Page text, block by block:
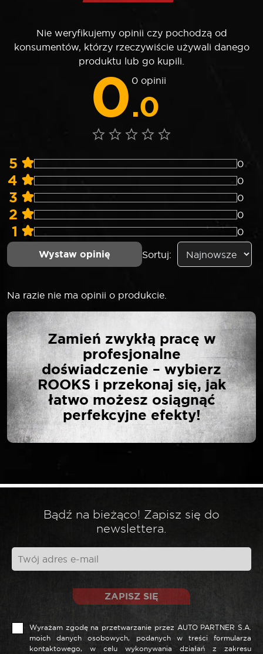
Nie weryfikujemy opinii czy pochodzą od
konsumentów, którzy rzeczywiście używali danego
produktu lub go kupili.
0.0
0 opinii
5 0
4 0
3 0
2 0
1 0
Wystaw opinię Sortuj:
Na razie nie ma opinii o produkcie.
NAPISZ PIERWSZĄ
OPINIĘ O „ROOKS
MULTIMETR MIERNIK
CYFROWY BASIC LED-
NCV SYSTEM”
Twój adres email nie zostanie opublikowany.
*
Zamień zwykłą pracę w
profesjonalne
doświadczenie – wybierz
ROOKS i przekonaj się, jak
łatwo możesz osiągnąć
perfekcyjne efekty!
Bądź na bieżąco! Zapisz się do
newslettera.
ZAPISZ SIĘ
Wyrażam zgodę na przetwarzanie przez AUTO PARTNER S.A.
moich danych osobowych, podanych w treści formularza
kontaktowego, w celu wykonywania działań z zakresu